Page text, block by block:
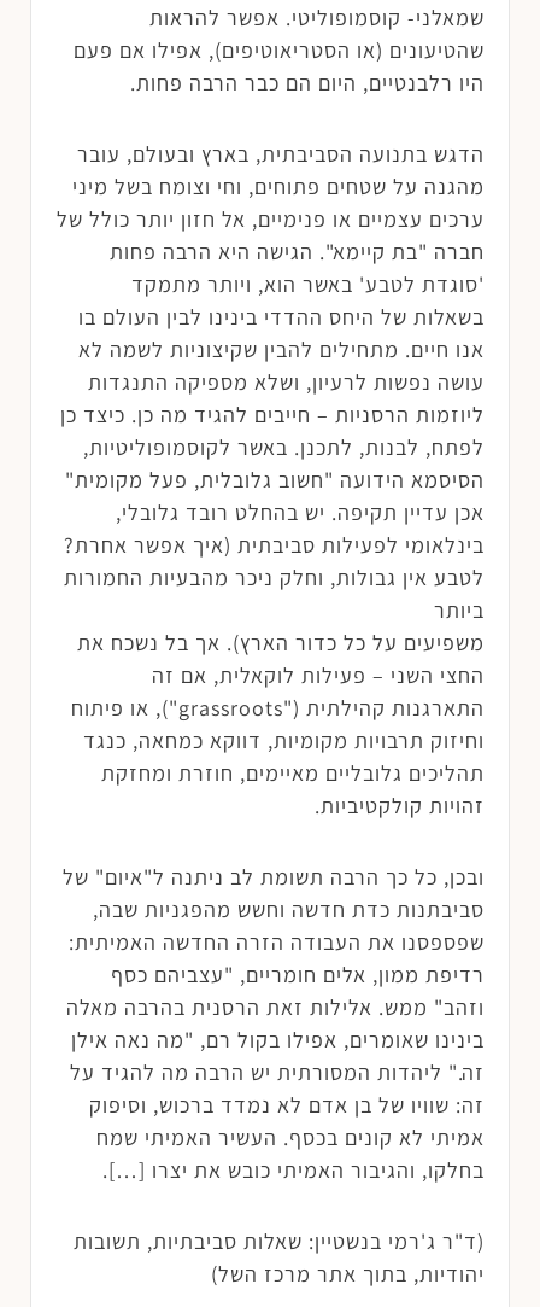
שמאלני- קוסמופוליטי. אפשר להראות
שהטיעונים (או הסטריאוטיפים), אפילו אם פעם
היו רלבנטיים, היום הם כבר הרבה פחות.
הדגש בתנועה הסביבתית, בארץ ובעולם, עובר
מהגנה על שטחים פתוחים, וחי וצומח בשל מיני
ערכים עצמיים או פנימיים, אל חזון יותר כולל של
חברה "בת קיימא". הגישה היא הרבה פחות
'סוגדת לטבע' באשר הוא, ויותר מתמקד
בשאלות של היחס ההדדי בינינו לבין העולם בו
אנו חיים. מתחילים להבין שקיצוניות לשמה לא
עושה נפשות לרעיון, ושלא מספיקה התנגדות
ליוזמות הרסניות – חייבים להגיד מה כן. כיצד כן
לפתח, לבנות, לתכנן. באשר לקוסמופוליטיות,
הסיסמא הידועה "חשוב גלובלית, פעל מקומית"
אכן עדיין תקיפה. יש בהחלט רובד גלובלי,
בינלאומי לפעילות סביבתית (איך אפשר אחרת?
לטבע אין גבולות, וחלק ניכר מהבעיות החמורות
ביותר
משפיעים על כל כדור הארץ). אך בל נשכח את
החצי השני – פעילות לוקאלית, אם זה
התארגנות קהילתית ("grassroots"), או פיתוח
וחיזוק תרבויות מקומיות, דווקא כמחאה, כנגד
תהליכים גלובליים מאיימים, חוזרת ומחזקת
זהויות קולקטיביות.
ובכן, כל כך הרבה תשומת לב ניתנה ל"איום" של
סביבתנות כדת חדשה וחשש מהפגניות שבה,
שפספסנו את העבודה הזרה החדשה האמיתית:
רדיפת ממון, אלים חומריים, "עצביהם כסף
וזהב" ממש. אלילות זאת הרסנית בהרבה מאלה
בינינו שאומרים, אפילו בקול רם, "מה נאה אילן
זה." ליהדות המסורתית יש הרבה מה להגיד על
זה: שוויו של בן אדם לא נמדד ברכוש, וסיפוק
אמיתי לא קונים בכסף. העשיר האמיתי שמח
בחלקו, והגיבור האמיתי כובש את יצרו […].
(ד"ר ג'רמי בנשטיין: שאלות סביבתיות, תשובות
יהודיות, בתוך אתר מרכז השל)